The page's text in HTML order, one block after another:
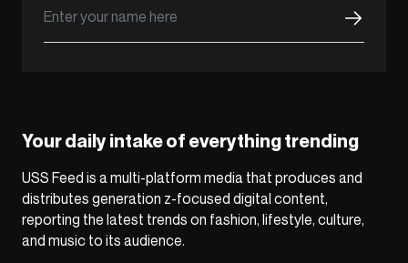
Your daily intake of everything trending
USS Feed is a multi-platform media that produces and
distributes generation z-focused digital content,
reporting the latest trends on fashion, lifestyle, culture,
and music to its audience.